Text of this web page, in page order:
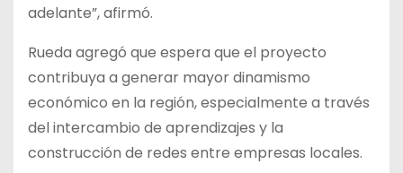
adelante”, afirmó.
Rueda agregó que espera que el proyecto
contribuya a generar mayor dinamismo
económico en la región, especialmente a través
del intercambio de aprendizajes y la
construcción de redes entre empresas locales.